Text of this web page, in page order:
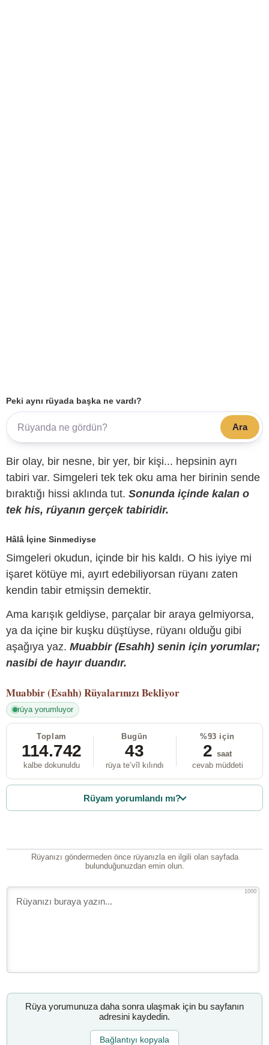
Peki aynı rüyada başka ne vardı?
Ara
Bir olay, bir nesne, bir yer, bir kişi... hepsinin ayrı
tabiri var. Simgeleri tek tek oku ama her birinin sende
bıraktığı hissi aklında tut. Sonunda içinde kalan o
tek his, rüyanın gerçek tabiridir.
Hâlâ İçine Sinmediyse
Simgeleri okudun, içinde bir his kaldı. O his iyiye mi
işaret kötüye mi, ayırt edebiliyorsan rüyanı zaten
kendin tabir etmişsin demektir.
Ama karışık geldiyse, parçalar bir araya gelmiyorsa,
ya da içine bir kuşku düştüyse, rüyanı olduğu gibi
aşağıya yaz. Muabbir (Esahh) senin için yorumlar;
nasibi de hayır duandır.
Muabbir (Esahh) Rüyalarınızı Bekliyor
rüya yorumluyor
Toplam
114.742
kalbe dokunuldu
Bugün
43
rüya te’vîl kılındı
%93 için
2 saat
cevab müddeti
Rüyam yorumlandı mı?
Rüyanızı göndermeden önce rüyanızla en ilgili olan sayfada
bulunduğunuzdan emin olun.
1000
Rüya yorumunuza daha sonra ulaşmak için bu sayfanın
adresini kaydedin.
Bağlantıyı kopyala